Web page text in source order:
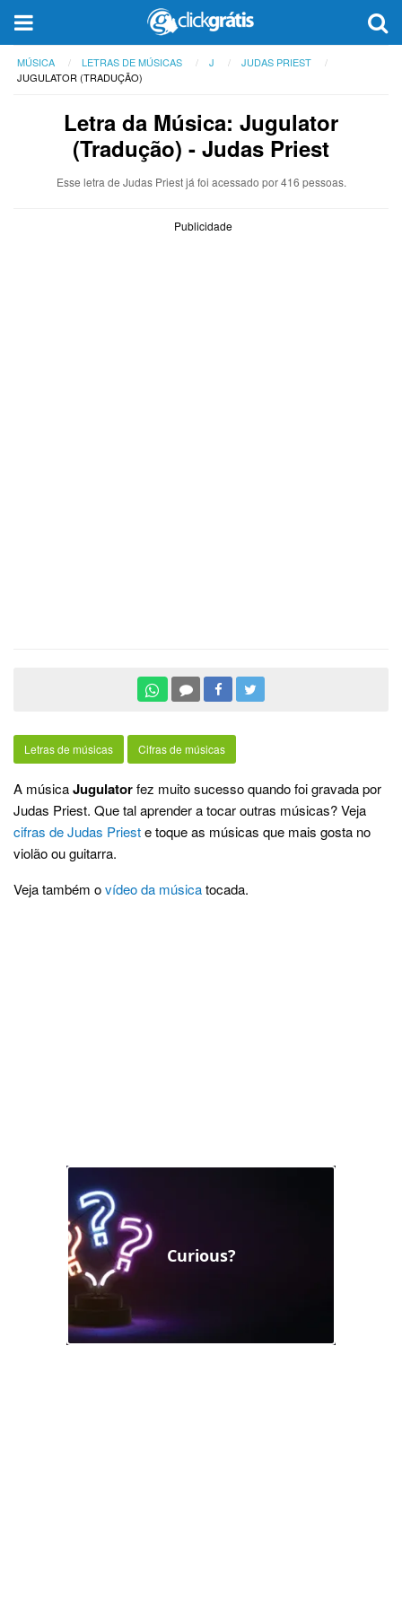
MÚSICA LETRAS DE MÚSICAS J
JUDAS PRIEST
JUGULATOR (TRADUÇÃO)
Letra da Música: Jugulator
(Tradução) - Judas Priest
Esse letra de Judas Priest já foi acessado por 416 pessoas.
Publicidade
Letras de músicas Cifras de músicas
A músicaJugulatorfez muito sucesso quando foi gravada por
Judas Priest. Que tal aprender a tocar outras músicas? Veja
cifras de Judas Prieste toque as músicas que mais gosta no
violão ou guitarra.
Veja também ovídeo da músicatocada.